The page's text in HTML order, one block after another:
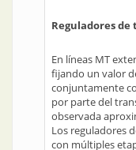
Reguladores
En líneas MT
fijando un valor
conjuntamente
por parte del
observada
Los reguladores
con múltiples